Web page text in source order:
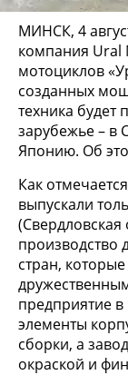
МИНСК, 4
компания Ural
мотоциклов
созданных
техника будет
зарубежье – в
Японию. Об
Как
выпускали
(Свердловская
производство
стран,
предприятие
элементы
сборки, а
окраской и